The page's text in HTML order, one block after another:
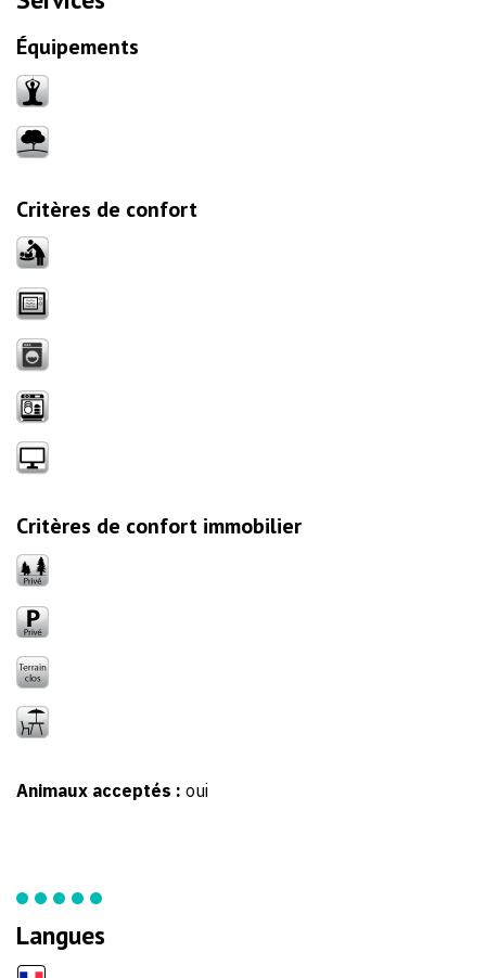
Équipements
Critères de confort
Critères de confort immobilier
Animaux acceptés : oui
Langues